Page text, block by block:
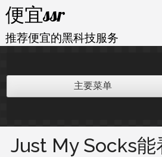
内
容
便宜ssr
推荐便宜的黑科技服务
主要菜单
Just My Socks能